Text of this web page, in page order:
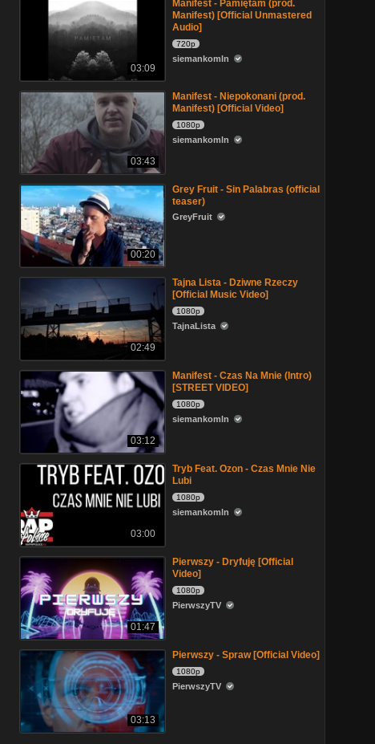
03:09
Manifest - Pamiętam (prod.
Manifest) [Official Unmastered
Audio]
720p
siemankomln
03:43
Manifest - Niepokonani (prod.
Manifest) [Official Video]
1080p
siemankomln
00:20
Grey Fruit - Sin Palabras (official
teaser)
GreyFruit
02:49
Tajna Lista - Dziwne Rzeczy
[Official Music Video]
1080p
TajnaLista
03:12
Manifest - Czas Na Mnie (Intro)
[STREET VIDEO]
1080p
siemankomln
03:00
Tryb Feat. Ozon - Czas Mnie Nie
Lubi
1080p
siemankomln
01:47
Pierwszy - Dryfuję [Official
Video]
1080p
PierwszyTV
03:13
Pierwszy - Spraw [Official Video]
1080p
PierwszyTV